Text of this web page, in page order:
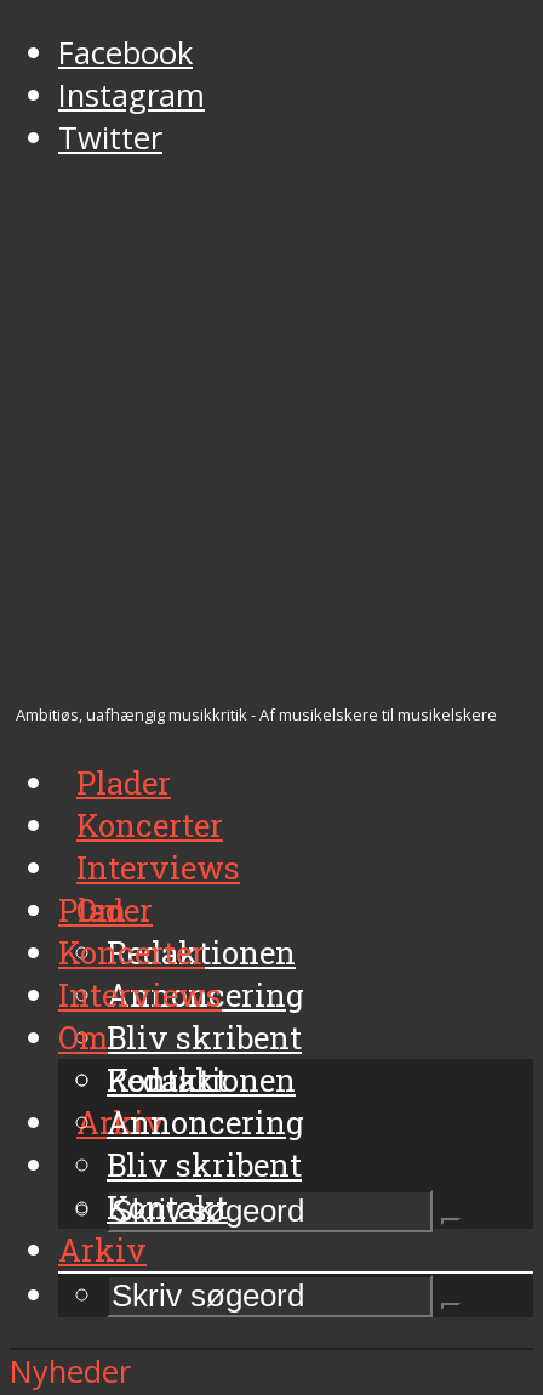
Facebook
Instagram
Twitter
Ambitiøs, uafhængig musikkritik - Af musikelskere til musikelskere
Plader
Koncerter
Interviews
Om
Redaktionen
Annoncering
Bliv skribent
Kontakt
Arkiv
Plader
Koncerter
Interviews
Om
Redaktionen
Annoncering
Bliv skribent
Kontakt
Arkiv
Nyheder